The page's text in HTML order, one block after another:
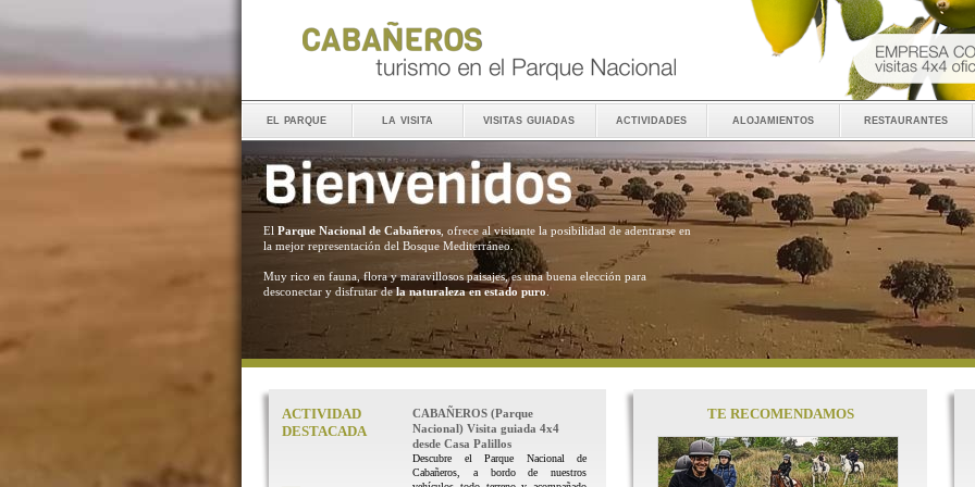
el parque la visita visitas guiadas actividades alojamientos restaurantes
El Parque Nacional de Cabañeros , ofrece al visitante la posibilidad de adentrarse en
la mejor representación del Bosque Mediterráneo.
Muy rico en fauna, flora y maravillosos paisajes, es una buena elección para
desconectar y disfrutar dela naturaleza en estado puro .
ACTIVIDAD
DESTACADA
CABAÑEROS (Parque
Nacional) Visita guiada 4x4
desde Casa Palillos
Descubre el Parque Nacional de
Cabañeros, a bordo de nuestros
TE RECOMENDAMOS